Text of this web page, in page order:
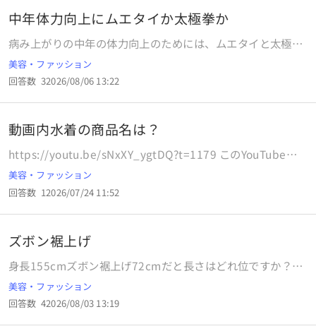
中年体力向上にムエタイか太極拳か
病み上がりの中年の体力向上のためには、ムエタイと太極拳
どちらが、良いでしょうか？ ジムに通うのもお金もかかる
し、遠いのですが、どちらにせよ深入りはやめたほうが良い
ですか？
美容・ファッション
回答数 32026/08/06 13:22
動画内水着の商品名は？
https://youtu.be/sNxXY_ygtDQ?t=1179 このYouTubeの
動画で出てくる水着買いたいのですがどの商品か分かります
か？
美容・ファッション
回答数 12026/07/24 11:52
ズボン裾上げ
身長155cmズボン裾上げ72cmだと長さはどれ位ですか？く
るぶし見えますか？
美容・ファッション
回答数 42026/08/03 13:19